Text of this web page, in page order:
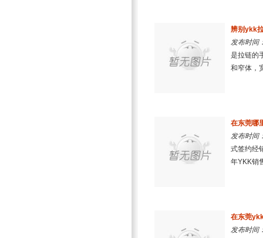
辨别ykk
发布时间
是拉链的
和窄体，
在东莞哪
发布时间
式签约经
年YKK销
在东莞
发布时间